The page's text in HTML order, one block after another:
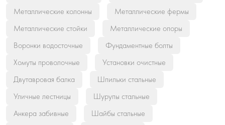
Металлические колонны
Металлические фермы
Металлические стойки
Металлические опоры
Воронки водосточные
Фундаментные болты
Хомуты проволочные
Установки очистные
Двутавровая балка
Шпильки стальные
Уличные лестницы
Шурупы стальные
Анкера забивные
Шайбы стальные